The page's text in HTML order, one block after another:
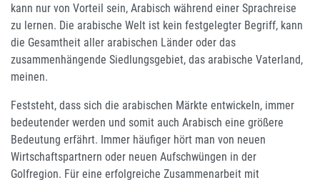
kann nur von Vorteil sein, Arabisch während einer Sprachreise
zu lernen. Die arabische Welt ist kein festgelegter Begriff, kann
die Gesamtheit aller arabischen Länder oder das
zusammenhängende Siedlungsgebiet, das arabische Vaterland,
meinen.
Feststeht, dass sich die arabischen Märkte entwickeln, immer
bedeutender werden und somit auch Arabisch eine größere
Bedeutung erfährt. Immer häufiger hört man von neuen
Wirtschaftspartnern oder neuen Aufschwüngen in der
Golfregion. Für eine erfolgreiche Zusammenarbeit mit